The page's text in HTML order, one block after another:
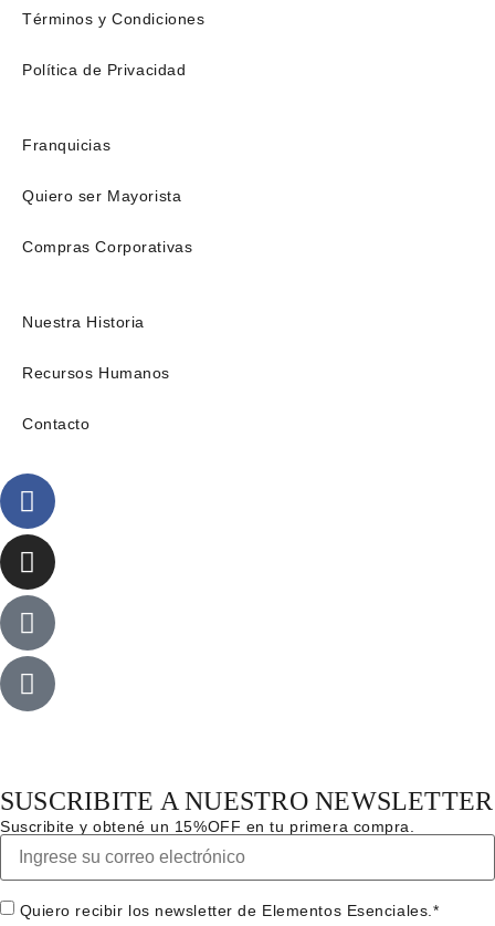
Términos y Condiciones
Política de Privacidad
Franquicias
Quiero ser Mayorista
Compras Corporativas
Nuestra Historia
Recursos Humanos
Contacto
SUSCRIBITE A NUESTRO NEWSLETTER
Suscribite y obtené un 15%OFF en tu primera compra.
Quiero recibir los newsletter de Elementos Esenciales.*